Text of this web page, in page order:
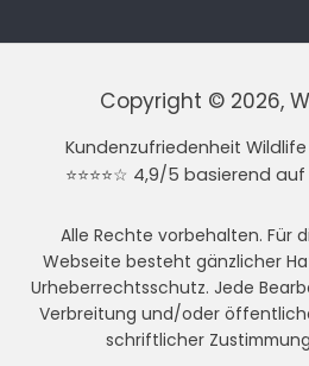
Copyright © 2026,
Kundenzufriedenheit
⭐⭐⭐⭐☆ 4,9/5 basierend
Alle Rechte vorbehalten. Für
Webseite besteht gänzlicher
Urheberrechtsschutz. Jede
Verbreitung und/oder
schriftlicher